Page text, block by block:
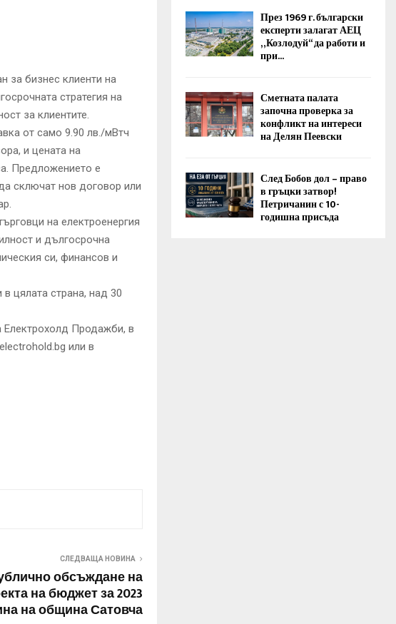
за бизнес клиенти на
стратегия на
за клиентите.
от само 9.90 лв./мВтч
и цената на
Предложението е
сключат нов договор или
на електроенергия
и дългосрочна
си, финансов и
цялата страна, над 30
Продажби, в
или в
СЛЕДВАЩА НОВИНА
обсъждане на
на бюджет за 2023
на община Сатовча
През 1969 г. български
експерти залагат АЕЦ
„Козлодуй“ да работи и
при...
Сметната палата
започна проверка за
конфликт на интереси
на Делян Пеевски
След Бобов дол – право
в гръцки затвор!
Петричанин с 10-
годишна присъда